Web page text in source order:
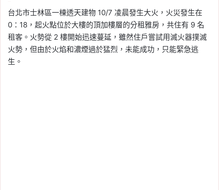
台北市士林區一棟透天建物 10/7 凌晨發生大火，火災發生在
0：18，起火點位於大樓的頂加樓層的分租雅房，共住有 9 名
租客。火勢從 2 樓開始迅速蔓延，雖然住戶嘗試用滅火器撲滅
火勢，但由於火焰和濃煙過於猛烈，未能成功，只能緊急逃
生。